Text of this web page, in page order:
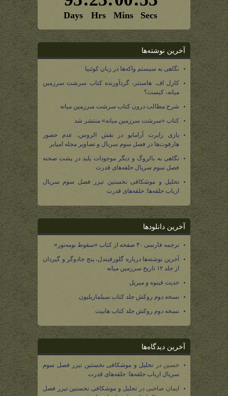
آخرین نوشته‌ها
نگاهی به سیستم واکه‌ها در زبان کوئنیا
کارل اف. هاستتر، گردآورنده کتاب سرشت سرزمین
میانه، کیست؟
شرح مطالب درون کتاب سرشت سرزمین میانه
کتاب «سرشت سرزمین میانه» منتشر شد
بازی رابرت آرامایو در نقش الروس، عدم حضور
هارفوت‌ها در فصل سوم سریال و تصاویر مجله امپایر
نگاهی به بالروگ و دیگر موجودات پلید در پشت صحنه
فصل سوم سریال حلقه‌های قدرت
تحلیل و موشکافی نخستین تیزر فصل سوم سریال
ارباب حلقه‌ها: حلقه‌های قدرت
آخرین دانلودها
ترجمه فارسی ۴۰ صفحه از کتاب «سقوط نومه‌نور»
آخرین نوشته‌ها درباره گلورفیندل، پنج جادوگر و گیردان
از جلد ۱۲ تاریخ سرزمین میانه
حدیث فینوه و میریل
نسخه دوم روکش جلد کتاب سیلماریلیون
نسخه دوم روکش جلد کتاب هابیت
آخرین دیدگاه‌ها
حسین در تحلیل و موشکافی نخستین تیزر فصل سوم
سریال ارباب حلقه‌ها: حلقه‌های قدرت
ایمان صاحبی در تحلیل و موشکافی نخستین تیزر فصل